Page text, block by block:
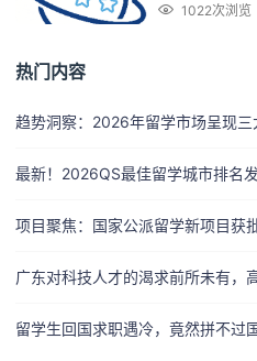
1022次浏览
热门内容
趋势洞察：2026年留学市场呈现三
最新！2026QS最佳留学城市排名发
项目聚焦：国家公派留学新项目获
广东对科技人才的渴求前所未有，
留学生回国求职遇冷，竟然拼不过